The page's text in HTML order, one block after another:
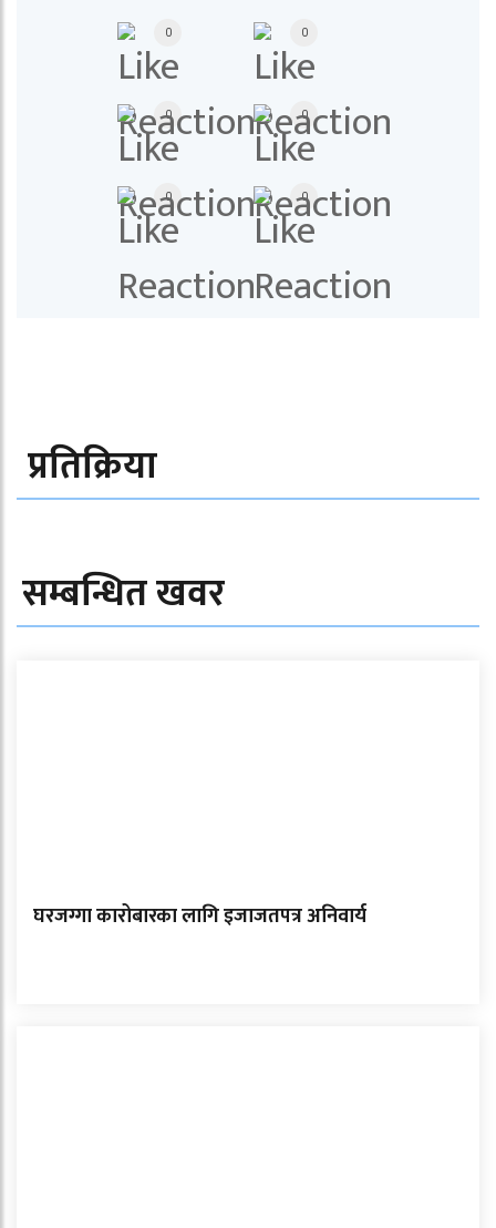
0 0
0 0
0 0
प्रतिक्रिया
सम्बन्धित खवर
घरजग्गा कारोबारका लागि इजाजतपत्र अनिवार्य